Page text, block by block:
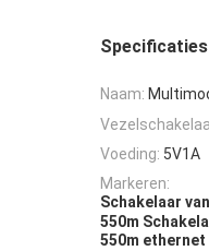
Specificaties
Naam:
Voeding: 5V1A
Markeren:
Schakelaar
550m
550m